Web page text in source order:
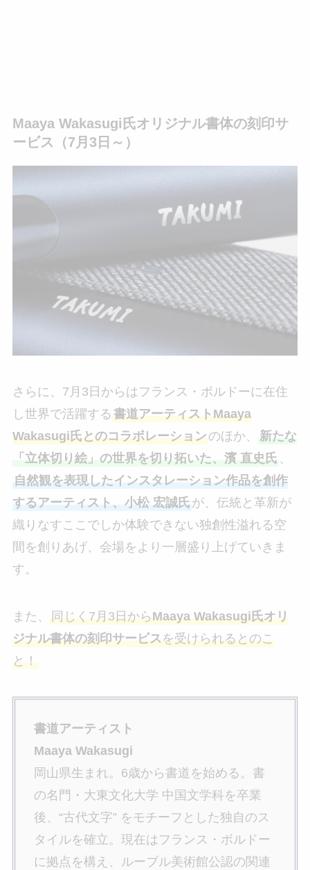
Maaya Wakasugi氏オリジナル書体の刻印サ
ービス（7月3日～）
さらに、7月3日からはフランス・ボルドーに在住
し世界で活躍する書道アーティストMaaya
Wakasugi氏とのコラボレーションのほか、
新たな
「立体切り絵」の世界を切り拓いた、濱 直史氏
自然観を表現したインスタレーション作品を創作
するアーティスト、小松 宏誠氏 が、伝統と革新が
織りなすここでしか体験できない独創性溢れる空
間を創りあげ、会場をより一層盛り上げていきま
す。
また、 同じく7月3日からMaaya Wakasugi氏オリ
ジナル書体の刻印サービスを受けられるとのこ
と！
書道アーティスト
Maaya Wakasugi
岡山県生まれ。6歳から書道を始める。書
の名門・大東文化大学 中国文学科を卒業
後、“古代文字” をモチーフとした独自のス
タイルを確立。現在はフランス・ボルドー
に拠点を構え、ルーブル美術館公認の関連